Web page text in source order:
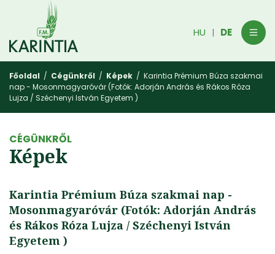
HU | DE
Főoldal / Cégünkről / Képek / Karintia Prémium Búza szakmai
nap - Mosonmagyaróvár (Fotók: Adorján András és Rákos Róza
Lujza / Széchenyi István Egyetem )
CÉGÜNKRŐL
Képek
Karintia Prémium Búza szakmai nap -
Mosonmagyaróvár (Fotók: Adorján András
és Rákos Róza Lujza / Széchenyi István
Egyetem )